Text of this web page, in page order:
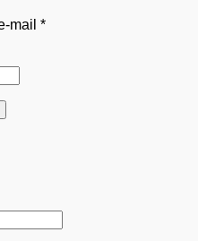
mail *Wymagane